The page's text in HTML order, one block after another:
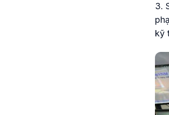
3.
kỹ